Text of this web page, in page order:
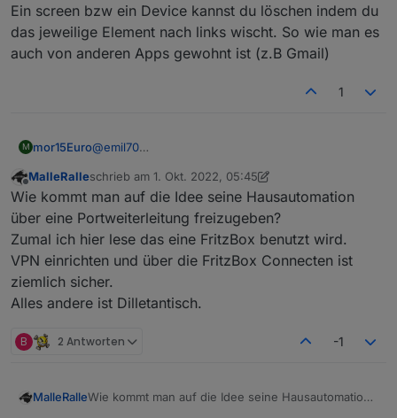
Ein screen bzw ein Device kannst du löschen indem du
das jeweilige Element nach links wischt. So wie man es
auch von anderen Apps gewohnt ist (z.B Gmail)
1
M mor15Euro@emil70
indem du das jeweilige Element nach links wischt.
So wie man es auch von anderen Apps gewohnt ist
(z.B Gmail)
Offline
MalleRalleschrieb am 1. Okt. 2022, 05:45
zuletzt editiert von MalleRalle10. Jan. 2022, 07:47
Wie kommt man auf die Idee seine Hausautomation
über eine Portweiterleitung freizugeben?
Zumal ich hier lese das eine FritzBox benutzt wird.
VPN einrichten und über die FritzBox Connecten ist
ziemlich sicher.
Alles andere ist Dilletantisch.
B 2 Antworten -1
MalleRalleWie kommt man auf die Idee seine Hausautomation